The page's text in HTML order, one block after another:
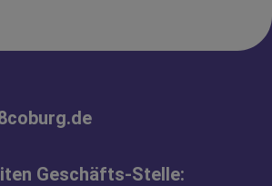
Geschäfts-Stelle: